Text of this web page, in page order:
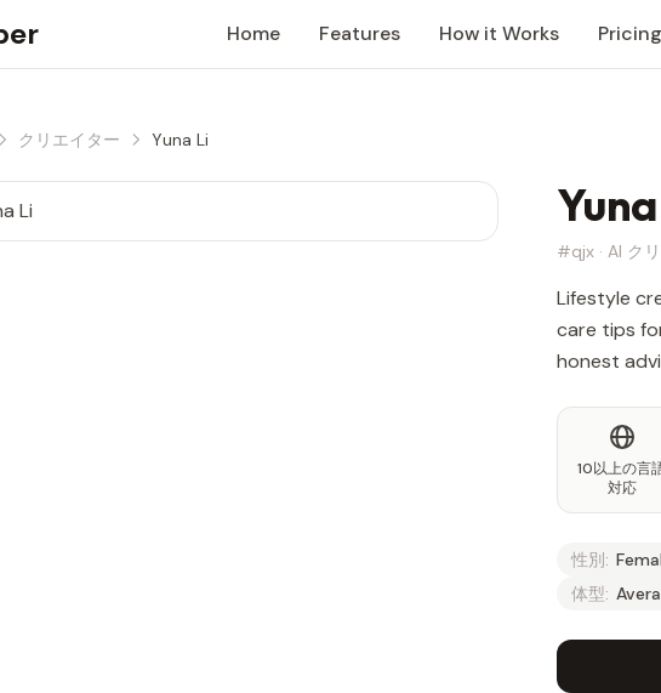
Home Features How it Works Pricing
クリエイター Yuna Li
#qjx · AI ク
Lifestyle
care tips
honest
10以上の言
対応
性別:
体型: